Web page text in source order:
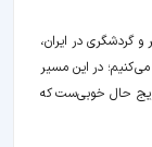
و گردشگری در ایران،
در این مسیر‍
حال خوبی‌ست که